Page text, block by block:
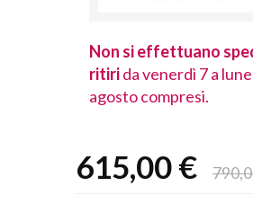
Non si effettuano
ritirida venerdì 7 a
agosto compresi.
615,00 €